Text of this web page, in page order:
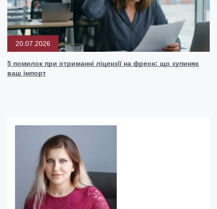
20.07.2026
5 помилок при отриманні ліцензії на фреон: що зупиняє
ваш імпорт